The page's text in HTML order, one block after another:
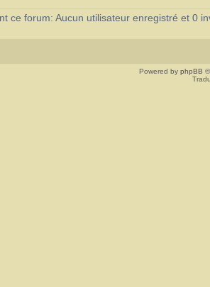
ce forum: Aucun utilisateur enregistré et 0
Powered by phpBB